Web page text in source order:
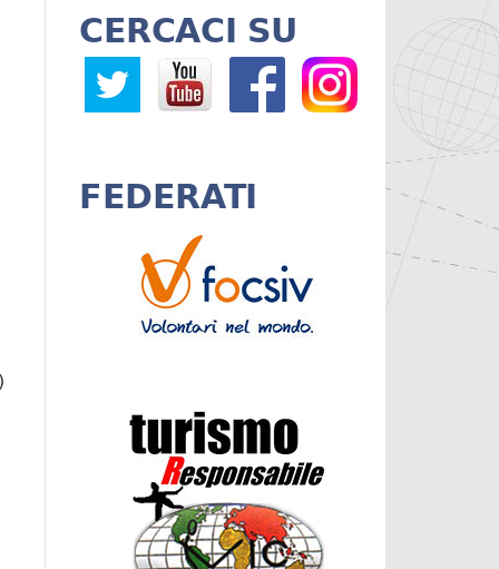
CERCACI SU
FEDERATI